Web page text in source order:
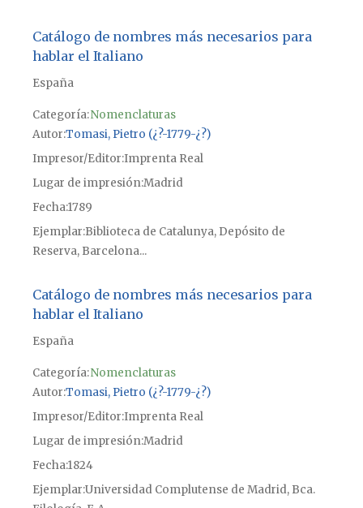
Catálogo de nombres más necesarios para
hablar el Italiano
España
Categoría:Nomenclaturas
Autor Tomasi, Pietro (¿?-1779-¿?)
Impresor/Editor Imprenta Real
Lugar de impresiónMadrid
Fecha1789
Ejemplar Biblioteca de Catalunya, Depósito de
Reserva, Barcelona...
Catálogo de nombres más necesarios para
hablar el Italiano
España
Categoría:Nomenclaturas
Autor Tomasi, Pietro (¿?-1779-¿?)
Impresor/Editor Imprenta Real
Lugar de impresiónMadrid
Fecha1824
Ejemplar Universidad Complutense de Madrid, Bca.